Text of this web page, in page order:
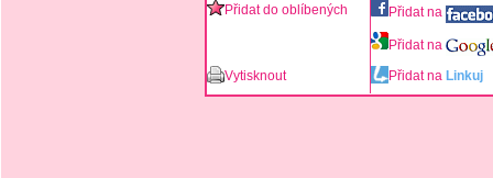
Přidat do oblíbených Přidat na
Přidat na
Vytisknout
Přidat na Linkuj